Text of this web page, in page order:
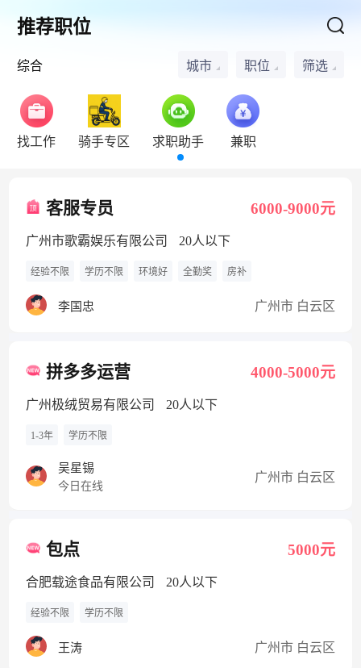
推荐职位
综合 城市 职位 筛选
找工作 骑手专区 求职助手 兼职
客服专员 6000-9000元
广州市歌霸娱乐有限公司 20人以下
经验不限 学历不限 环境好 全勤奖 房补
李国忠 广州市 白云区
拼多多运营 4000-5000元
广州极绒贸易有限公司 20人以下
1-3年 学历不限
吴星锡
今日在线
广州市 白云区
包点 5000元
合肥载途食品有限公司 20人以下
经验不限 学历不限
王涛 广州市 白云区